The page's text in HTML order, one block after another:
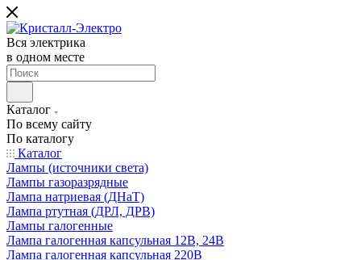
Вся электрика
в одном месте
Каталог
По всему сайту
По каталогу
Каталог
Лампы (источники света)
Лампы газоразрядные
Лампа натриевая (ДНаТ)
Лампа ртутная (ДРЛ, ДРВ)
Лампы галогенные
Лампа галогенная капсульная 12В, 24В
Лампа галогенная капсульная 220В